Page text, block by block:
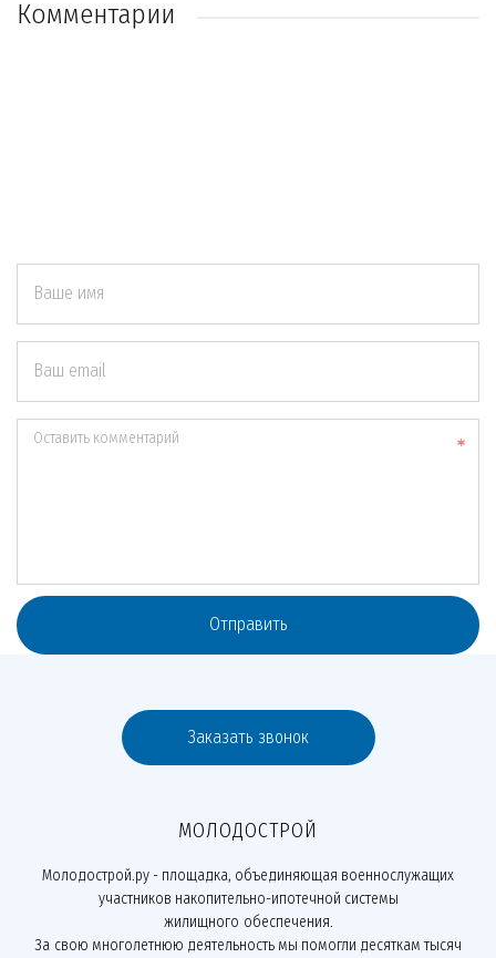
Комментарии
Ваше имя
Ваш email
Оставить комментарий
Отправить
Заказать звонок
МОЛОДОСТРОЙ
Молодострой.ру - площадка, объединяющая военнослужащих
участников накопительно-ипотечной системы
жилищного обеспечения.
За свою многолетнюю деятельность мы помогли десяткам тысяч